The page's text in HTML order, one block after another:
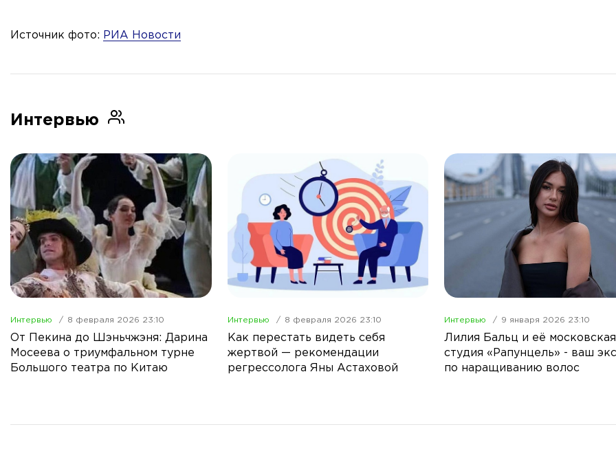
Источник фото: РИА Новости
Интервью
Интервью 8 февраля 2026 23:10
От Пекина до Шэньчжэня: Дарина
Мосеева о триумфальном турне
Большого театра по Китаю
Интервью 8 февраля 2026 23:10
Как перестать видеть себя
жертвой — рекомендации
регрессолога Яны Астаховой
Интервью 9 января 2026 23:10
Лилия Бальц и её московская
студия «Рапунцель» - ваш
по наращиванию волос